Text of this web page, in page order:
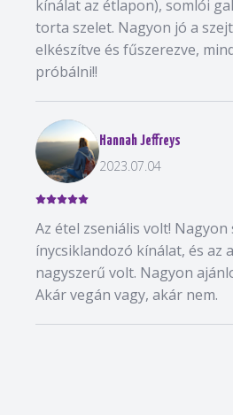
kínálat az étlapon), somlói
torta szelet. Nagyon jó a
elkészítve és fűszerezve,
próbálni!!
Hannah Jeffreys
2023.07.04
Az étel zseniális volt! Nagyon
ínycsiklandozó kínálat, és az
nagyszerű volt. Nagyon
Akár vegán vagy, akár nem.